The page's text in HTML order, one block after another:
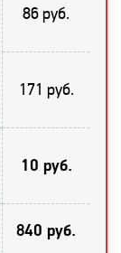
86 руб.
171 руб.
10 руб.
840 руб.